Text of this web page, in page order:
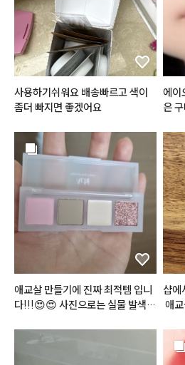
것
#데
#데
쿨블
Lip
#맥
#네
라스
사용하기쉬워요 배송빠르고 색이
좀더 빠지면 좋겠어요
에이
은
보단
색감
광택
애교살 만들기에 진짜 최적템 입니
다!!!😍😍 사진으로는 실물 발색이
라펄+핑크펄 섞여서 진짜 영롱하
샵에
애